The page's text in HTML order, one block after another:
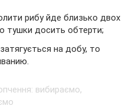
рибу йде близько двох
тушки досить обтерти;
на добу, то